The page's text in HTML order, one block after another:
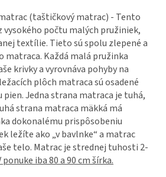
(taštičkový matrac) - Tento
vysokého počtu malých pružiniek,
textílie. Tieto sú spolu zlepené a
matraca. Každá malá pružinka
krivky a vyrovnáva pohyby na
plôch matraca sú osadené
Jedna strana matraca je tuhá,
strana matraca mäkká má
dokonalému prispôsobeniu
ležíte ako „v bavlnke“ a matrac
telo. Matrac je strednej tuhosti 2-
ponuke iba 80 a 90 cm šírka.